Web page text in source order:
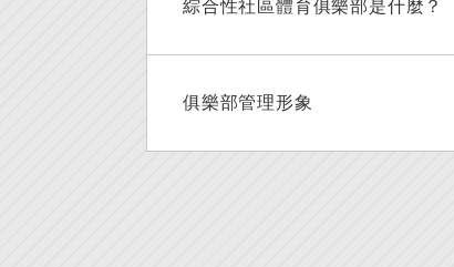
綜合性社區體育俱樂部是什麼？
俱樂部管理形象